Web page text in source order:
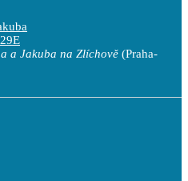
a Jakuba na Zlíchově (Praha-